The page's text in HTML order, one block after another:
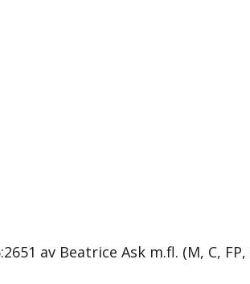
av Beatrice Ask m.fl. (M, C, FP,